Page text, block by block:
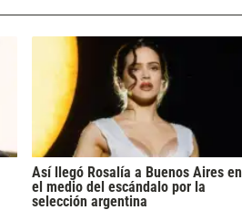
Así llegó Rosalía a Buenos Aires en
el medio del escándalo por la
selección argentina